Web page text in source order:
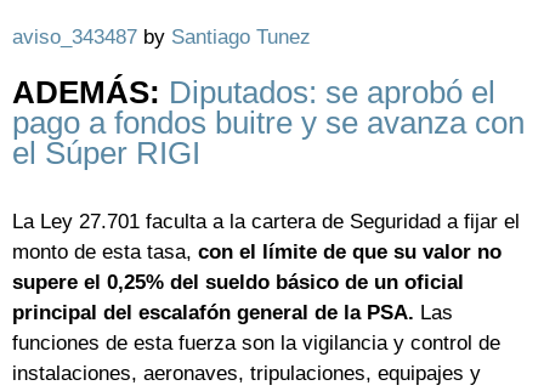
aviso_343487 by Santiago Tunez
ADEMÁS: Diputados: se aprobó el
pago a fondos buitre y se avanza con
el Súper RIGI
La Ley 27.701 faculta a la cartera de Seguridad a fijar el
monto de esta tasa, con el límite de que su valor no
supere el 0,25% del sueldo básico de un oficial
principal del escalafón general de la PSA. Las
funciones de esta fuerza son la vigilancia y control de
instalaciones, aeronaves, tripulaciones, equipajes y